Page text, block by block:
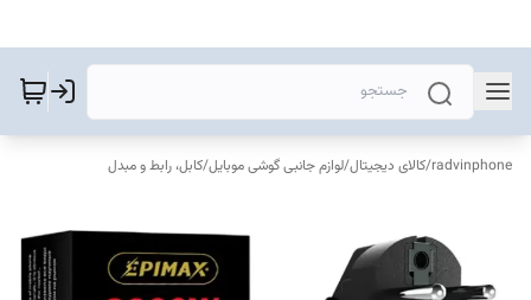
radvinphone
/کالای دیجیتال/لوازم جانبی گوشی موبایل/کابل، رابط و مبدل